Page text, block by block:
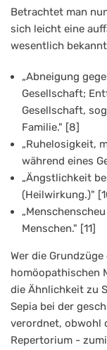
Betrachtet man
sich leicht eine
wesentlich
„Abneigung
Gesellschaft;
Gesellschaft,
Familie." [8]
„Ruhelosigkeit,
während eines
„Ängstlichkeit
(Heilwirkung.)"
Menschen." [11]
Wer die
homöopathischen
die Ähnlichkeit zu
Sepia bei der
verordnet, obwohl
Repertorium -